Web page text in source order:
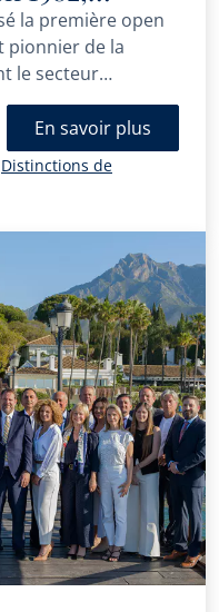
la première open
pionnier de la
le secteur
En savoir plus
Distinctions de